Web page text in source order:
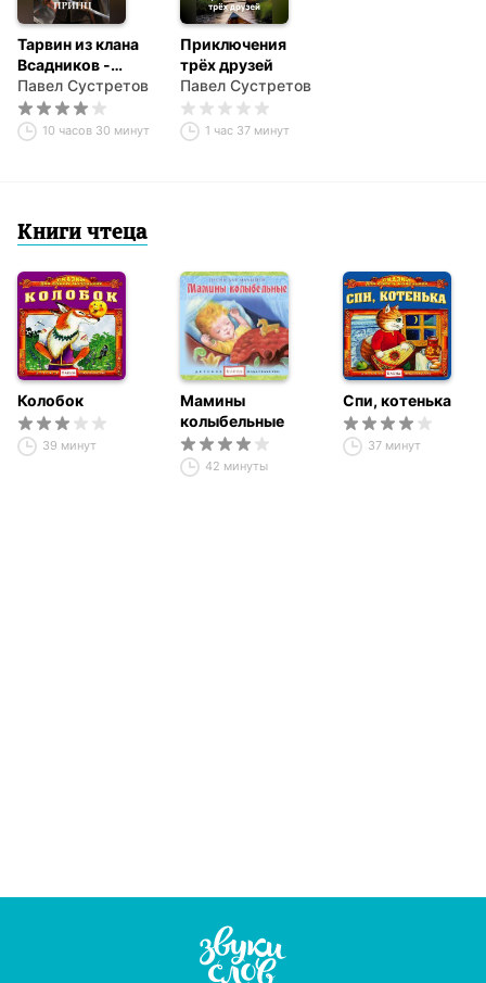
Тарвин из клана
Всадников -
Принц
Павел Сустретов
10 часов 30 минут
Приключения
трёх друзей
Павел Сустретов
1 час 37 минут
Книги чтеца
Колобок
39 минут
Мамины
колыбельные
42 минуты
Спи, котенька
37 минут